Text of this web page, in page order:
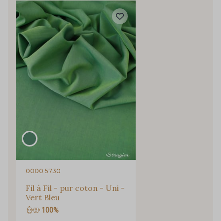
2018/2227 - Flamme 2001/2054 - Citron givré
2018/2018 - Jaune Citron 2018/4317 - Vert Azote
2751/2018 - Citron vert 2751/2679 - Vert Pomme
2513/2549 - Vert Pistache
2751/2527 - Vert Perroquet
2513/2913 - Tourmaline
0000 5730
Fil à Fil - pur coton - Uni -
Vert Bleu
100%
Pour vous, couture rime avec détente ?
Vous aimez les beaux tissus ?
Recevez chaque semaine un clin d’œil rempli de
nouveautés, d’inspirations et de promotions.